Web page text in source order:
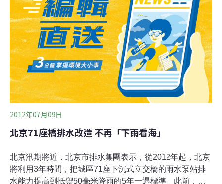
2012年07月09日
北京71座橋排水改造 不再「下雨看海」
北京汛期將近，北京市排水集團表示，從2012年起，北京
將利用3年時間，把城區71座下沉式立交橋的雨水泵站排
水能力提高到抵禦50毫米降雨的5年一遇標準。此前，這